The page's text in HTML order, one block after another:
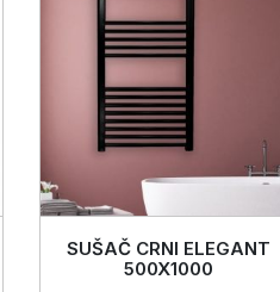
SUŠAČ CRNI ELEGANT
500X1000